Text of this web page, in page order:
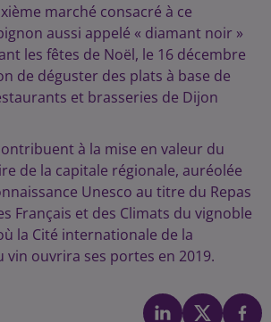
marché consacré à ce
aussi appelé « diamant noir »
les fêtes de Noël, le 16 décembre
de déguster des plats à base de
et brasseries de Dijon
à la mise en valeur du
de la capitale régionale, auréolée
Unesco au titre du Repas
Français et des Climats du vignoble
la Cité internationale de la
ouvrira ses portes en 2019.